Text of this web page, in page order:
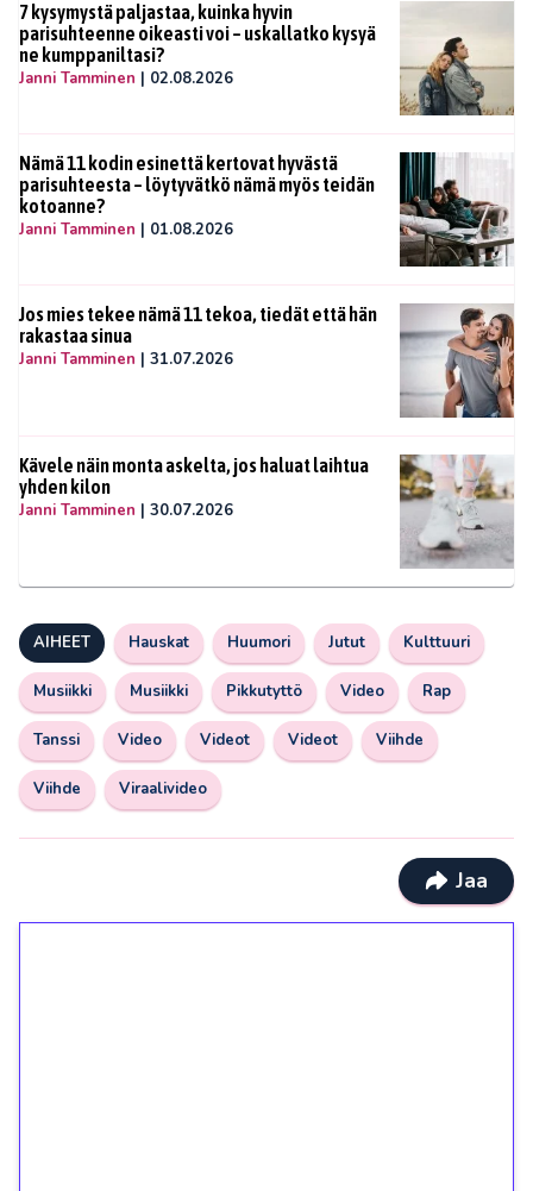
7 kysymystä paljastaa, kuinka hyvin
parisuhteenne oikeasti voi – uskallatko kysyä
ne kumppaniltasi?
Janni Tamminen | 02.08.2026
Nämä 11 kodin esinettä kertovat hyvästä
parisuhteesta – löytyvätkö nämä myös teidän
kotoanne?
Janni Tamminen | 01.08.2026
Jos mies tekee nämä 11 tekoa, tiedät että hän
rakastaa sinua
Janni Tamminen | 31.07.2026
Kävele näin monta askelta, jos haluat laihtua
yhden kilon
Janni Tamminen | 30.07.2026
AIHEET Hauskat Huumori Jutut Kulttuuri
Musiikki Musiikki Pikkutyttö Video Rap
Tanssi Video Videot Videot Viihde
Viihde Viraalivideo
Jaa